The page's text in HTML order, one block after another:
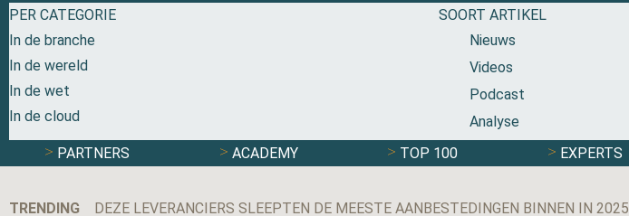
PER CATEGORIE
In de branche
In de wereld
In de wet
In de cloud
SOORT ARTIKEL
Nieuws
Videos
Podcast
Analyse
PARTNERS
ACADEMY TOP 100 EXPERTS
TRENDING DEZE LEVERANCIERS SLEEPTEN DE MEESTE AANBESTEDINGEN BINNEN IN 2025